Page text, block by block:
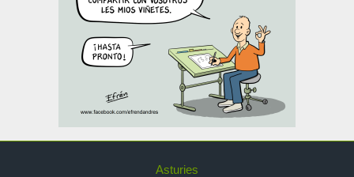
Asturies